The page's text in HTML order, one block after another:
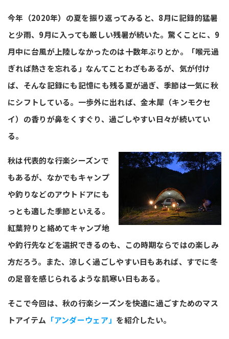
今年（2020年）の夏を振り返ってみると、8月に記録的猛暑
と少雨、9月に入っても厳しい残暑が続いた。驚くことに、9
月中に台風が上陸しなかったのは十数年ぶりとか。「喉元過
ぎれば熱さを忘れる」なんてことわざもあるが、気が付け
ば、そんな記録にも記憶にも残る夏が過ぎ、季節は一気に秋
にシフトしている。一歩外に出れば、金木犀（キンモクセ
イ）の香りが鼻をくすぐり、過ごしやすい日々が続いてい
る。
秋は代表的な行楽シーズンで
もあるが、なかでもキャンプ
や釣りなどのアウトドアにも
っとも適した季節といえる。
紅葉狩りと絡めてキャンプ地
や釣行先などを選択できるのも、この時期ならではの楽しみ
方だろう。また、涼しく過ごしやすい日もあれば、すでに冬
の足音を感じられるような肌寒い日もある。
そこで今回は、秋の行楽シーズンを快適に過ごすためのマス
トアイテム 「アンダーウェア」 を紹介したい。